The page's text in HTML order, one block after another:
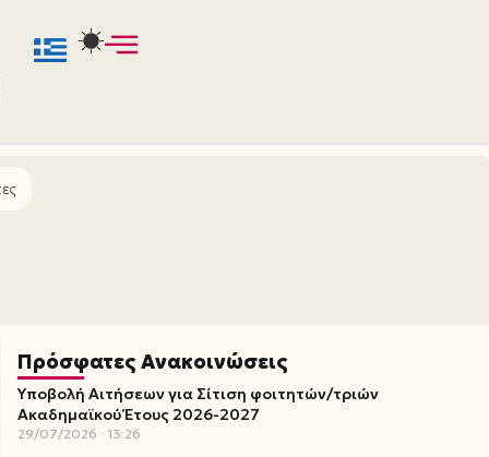
Πρόσφατες Ανακοινώσεις
Υποβολή Αιτήσεων για Σίτιση φοιτητών/τριών
Ακαδημαϊκού Έτους 2026-2027
29/07/2026 13:26